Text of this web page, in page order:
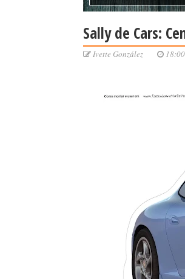
Sally de Cars:
Ivette González 18:00